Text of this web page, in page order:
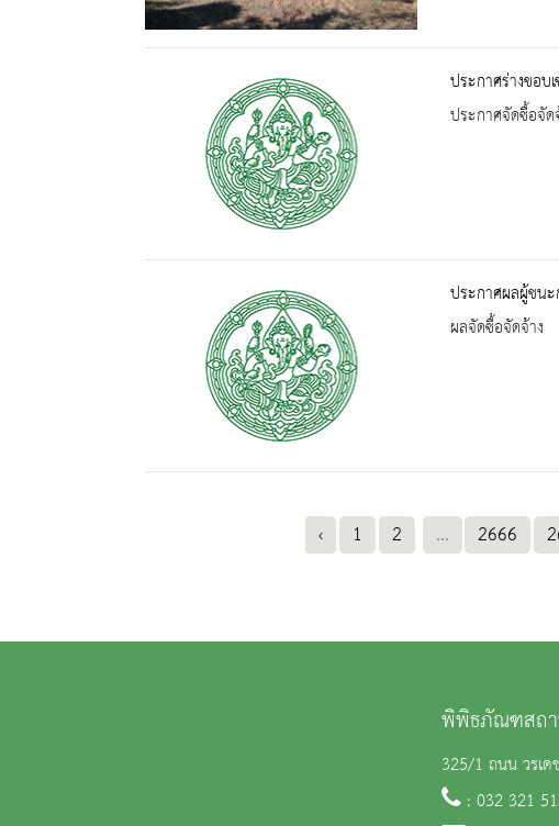
ประกาศร่างขอบ
ประกาศจัดซื้อจัด
ประกาศผลผู้ชน
ผลจัดซื้อจัดจ้าง
‹ 1 2 ... 2666
พิพิธภัณฑสถ
325/1 ถนน วรเ
: 032 321